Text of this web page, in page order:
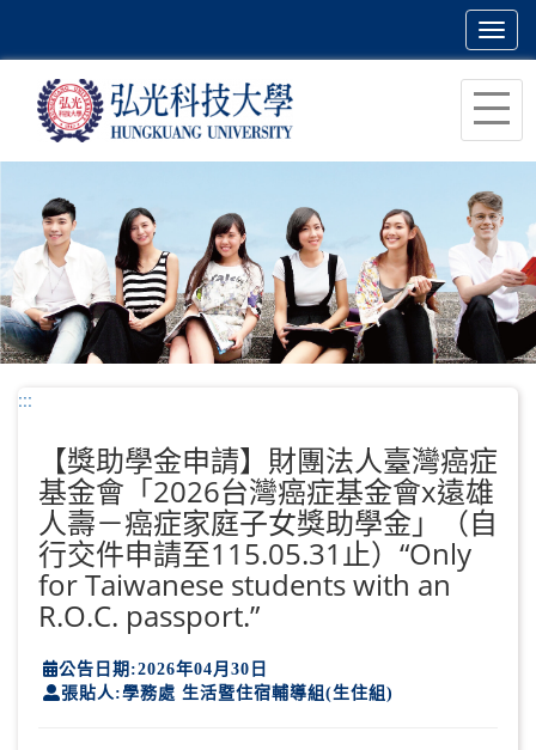
主
容
區
塊
:::
【獎助學金申請】財團法人臺灣癌症
基金會「2026台灣癌症基金會x遠雄
人壽－癌症家庭子女獎助學金」（自
行交件申請至115.05.31止）“Only
for Taiwanese students with an
R.O.C. passport.”
公告日期:2026年04月30日
張貼人:學務處 生活暨住宿輔導組(生住組)